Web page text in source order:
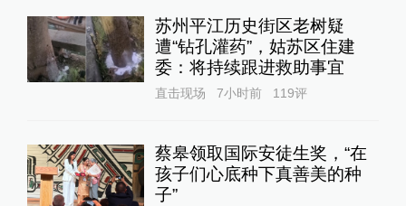
苏州平江历史街区老树疑
遭“钻孔灌药”，姑苏区住建
委：将持续跟进救助事宜
直击现场 7小时前 119评
蔡皋领取国际安徒生奖，“在
孩子们心底种下真善美的种
子”